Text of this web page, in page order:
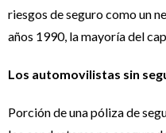
riesgos de seguro como un
años 1990, la mayoría del
Los automovilistas sin
Porción de una póliza de